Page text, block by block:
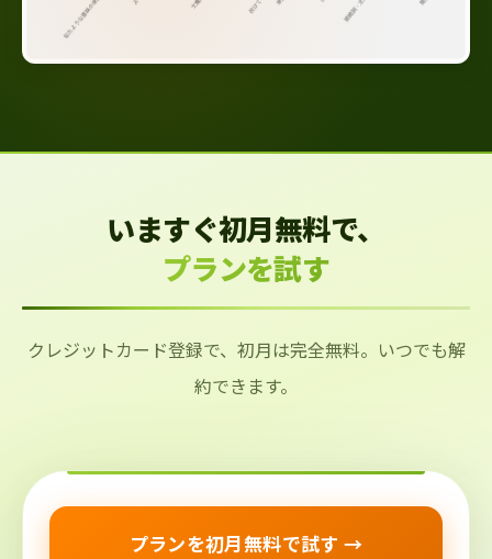
いますぐ初月無料で、
プランを試す
クレジットカード登録で、初月は完全無料。いつでも解
約できます。
プランを初月無料で試す →